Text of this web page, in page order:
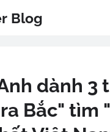
Blog
dành 3
Bắc" tìm